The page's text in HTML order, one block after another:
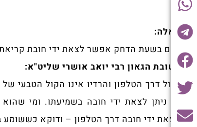
שאלה:
האם בשעת הדחק אפשר לצאת ידי חובת קריאת
תשובת הגאון רבי יואב אושרי שליט"א:
הקול דרך הטלפון והרדיו אינו הקול הטבעי
לא ניתן לצאת ידי חובה בשמיעתו. ומי
ולצאת ידי חובה דרך הטלפון – ודוקא